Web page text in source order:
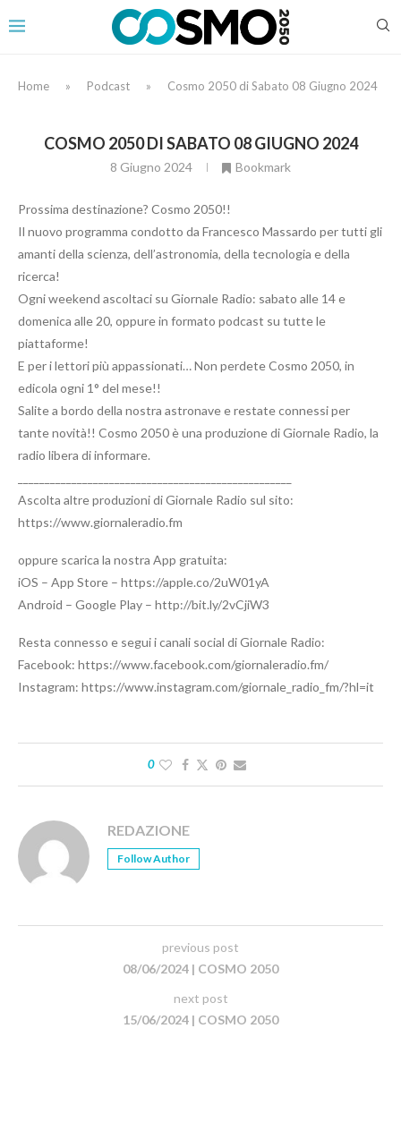
Home » Podcast » Cosmo 2050 di Sabato 08 Giugno 2024
COSMO 2050 DI SABATO 08 GIUGNO 2024
8 Giugno 2024 Bookmark
Prossima destinazione? Cosmo 2050!!
Il nuovo programma condotto da Francesco Massardo per tutti gli
amanti della scienza, dell’astronomia, della tecnologia e della
ricerca!
Ogni weekend ascoltaci su Giornale Radio: sabato alle 14 e
domenica alle 20, oppure in formato podcast su tutte le
piattaforme!
E per i lettori più appassionati… Non perdete Cosmo 2050, in
edicola ogni 1° del mese!!
Salite a bordo della nostra astronave e restate connessi per
tante novità!! Cosmo 2050 è una produzione di Giornale Radio, la
radio libera di informare.
Ascolta altre produzioni di Giornale Radio sul sito:
https://www.giornaleradio.fm
oppure scarica la nostra App gratuita:
iOS – App Store – https://apple.co/2uW01yA
Android – Google Play – http://bit.ly/2vCjiW3
Resta connesso e segui i canali social di Giornale Radio:
Facebook: https://www.facebook.com/giornaleradio.fm/
Instagram: https://www.instagram.com/giornale_radio_fm/?hl=it
0
REDAZIONE
Follow Author
previous post
08/06/2024 | COSMO 2050
next post
15/06/2024 | COSMO 2050